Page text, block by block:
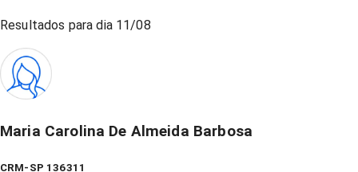
Resultados para dia 11/08
Maria Carolina De Almeida Barbosa
CRM-SP 136311